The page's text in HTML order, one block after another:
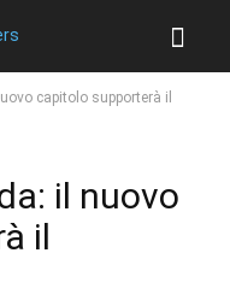
capitolo supporterà il
il nuovo
il